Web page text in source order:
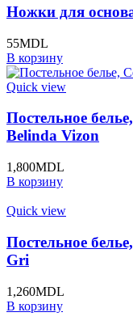
Ножки для
55MDL
В корзину
Quick view
Постельное
Belinda Vizon
1,800MDL
В корзину
Quick view
Постельное
Gri
1,260MDL
В корзину